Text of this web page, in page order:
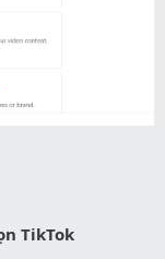
TikTok